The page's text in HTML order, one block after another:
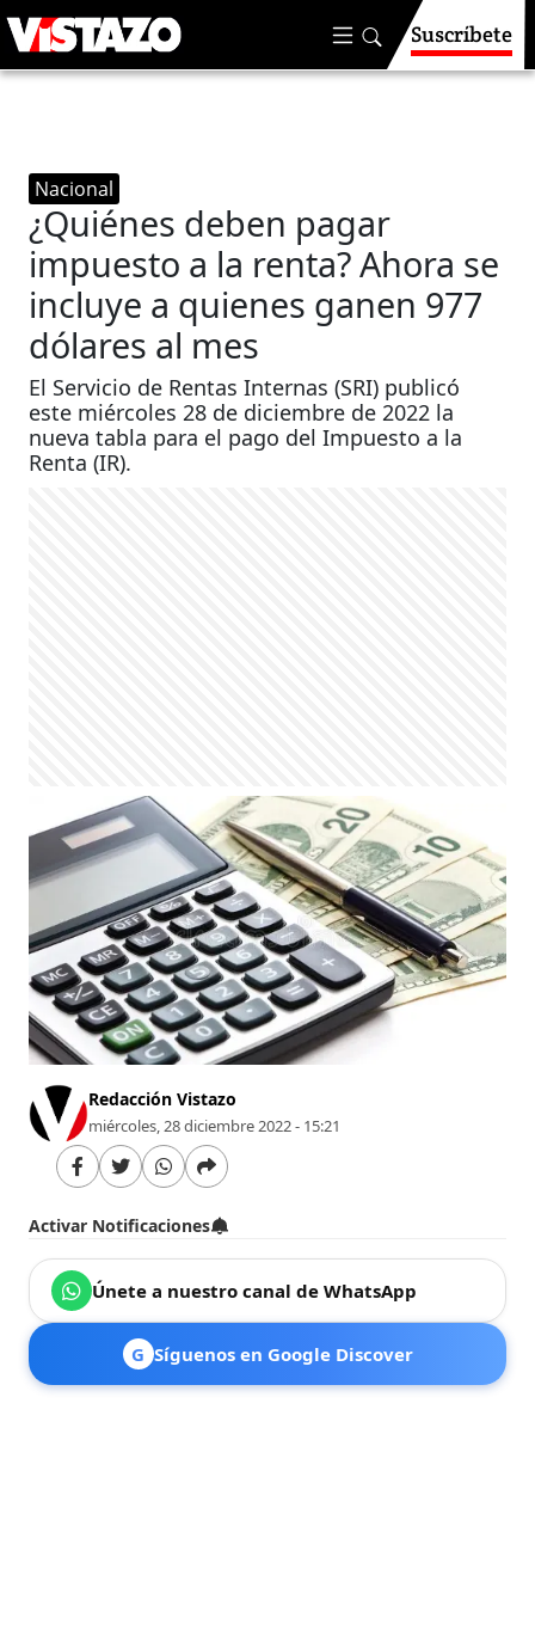
Suscríbete
Nacional
¿Quiénes deben pagar
impuesto a la renta? Ahora se
incluye a quienes ganen 977
dólares al mes
El Servicio de Rentas Internas (SRI) publicó
este miércoles 28 de diciembre de 2022 la
nueva tabla para el pago del Impuesto a la
Renta (IR).
Redacción Vistazo
miércoles, 28 diciembre 2022 - 15:21
Activar Notificaciones
Únete a nuestro canal de WhatsApp
G Síguenos en Google Discover